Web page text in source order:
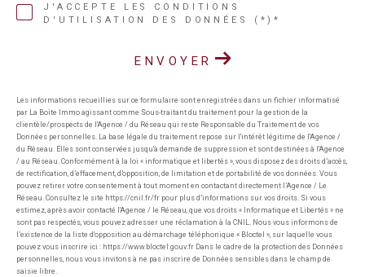
J'ACCEPTE LES CONDITIONS
D'UTILISATION DES DONNÉES (*)*
ENVOYER
Les informations recueillies sur ce formulaire sont enregistrées dans un fichier informatisé
par La Boite Immo agissant comme Sous-traitant du traitement pour la gestion de la
clientèle/prospects de l'Agence / du Réseau qui reste Responsable du Traitement de vos
Données personnelles. La base légale du traitement repose sur l'intérêt légitime de l'Agence /
du Réseau. Elles sont conservées jusqu'à demande de suppression et sont destinées à l'Agence
/ au Réseau. Conformément à la loi « informatique et libertés », vous disposez des droits d’accès,
de rectification, d’effacement, d’opposition, de limitation et de portabilité de vos données. Vous
pouvez retirer votre consentement à tout moment en contactant directement l’Agence / Le
Réseau. Consultez le site https://cnil.fr/fr pour plus d’informations sur vos droits. Si vous
estimez, après avoir contacté l'Agence / le Réseau, que vos droits « Informatique et Libertés » ne
sont pas respectés, vous pouvez adresser une réclamation à la CNIL. Nous vous informons de
l’existence de la liste d'opposition au démarchage téléphonique « Bloctel », sur laquelle vous
pouvez vous inscrire ici : https://www.bloctel.gouv.fr Dans le cadre de la protection des Données
personnelles, nous vous invitons à ne pas inscrire de Données sensibles dans le champ de
saisie libre.